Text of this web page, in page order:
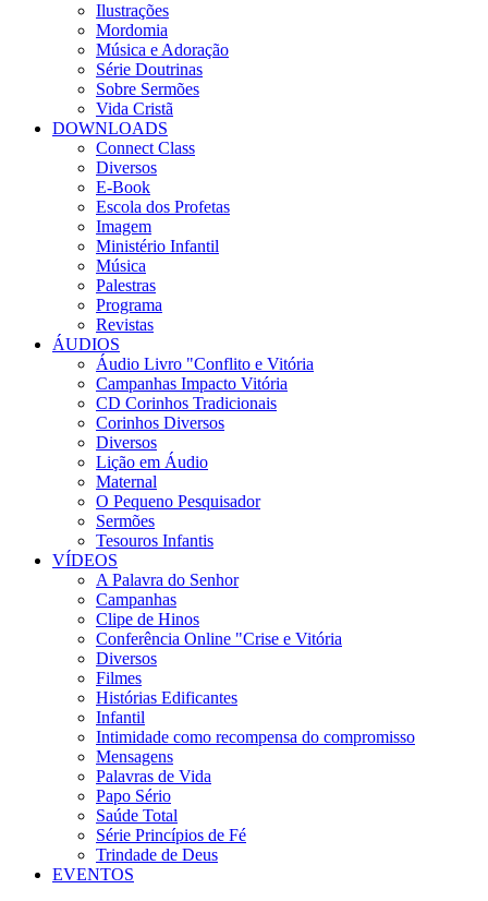
Ilustrações
Mordomia
Música e Adoração
Série Doutrinas
Sobre Sermões
Vida Cristã
DOWNLOADS
Connect Class
Diversos
E-Book
Escola dos Profetas
Imagem
Ministério Infantil
Música
Palestras
Programa
Revistas
ÁUDIOS
Áudio Livro "Conflito e Vitória
Campanhas Impacto Vitória
CD Corinhos Tradicionais
Corinhos Diversos
Diversos
Lição em Áudio
Maternal
O Pequeno Pesquisador
Sermões
Tesouros Infantis
VÍDEOS
A Palavra do Senhor
Campanhas
Clipe de Hinos
Conferência Online "Crise e Vitória
Diversos
Filmes
Histórias Edificantes
Infantil
Intimidade como recompensa do compromisso
Mensagens
Palavras de Vida
Papo Sério
Saúde Total
Série Princípios de Fé
Trindade de Deus
EVENTOS